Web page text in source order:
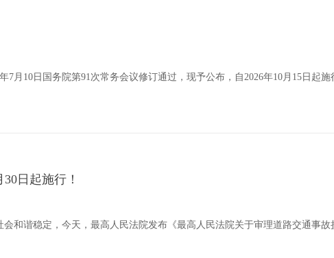
月10日国务院第91次常务会议修订通过，现予公布，自2026年10月15日起施
日起施行！
和谐稳定，今天，最高人民法院发布《最高人民法院关于审理道路交通事